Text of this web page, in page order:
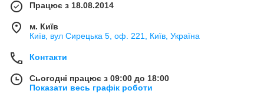
Працює з 18.08.2014
м. Київ
Київ, вул Сирецька 5, оф. 221, Київ, Україна
Контакти
Сьогодні працює з 09:00 до 18:00
Показати весь графік роботи